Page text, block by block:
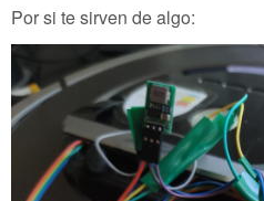
Por si te sirven de algo: